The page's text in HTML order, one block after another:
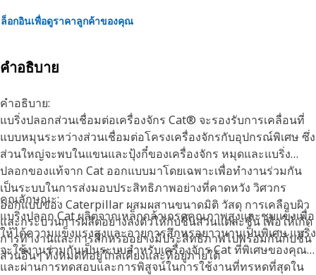
ล็อกอินเพื่อดูราคาลูกค้าของคุณ
คำอธิบาย
คำอธิบาย:
แบริ่งปลอกส่วนเชื่อมต่อเครื่องจักร Cat® จะรองรับการเคลื่อนที่
แบบหมุนระหว่างส่วนเชื่อมต่อโครงเครื่องจักรกับอุปกรณ์พิเศษ ซึ่ง
ส่วนใหญ่จะพบในแขนและปุ้งกี๋ของเครื่องจักร หมุดและแบริ่ง
ปลอกของแท้จาก Cat ออกแบบมาโดยเฉพาะเพื่อทำงานร่วมกัน
เป็นระบบในการส่งมอบประสิทธิภาพอย่างที่คาดหวัง วิศวกร
ออกแบบของ Caterpillar ผสมผสานขนาดมิติ วัสดุ การเคลือบผิว
และกระบวนการผลิตอย่างลงตัวให้กับชิ้นส่วนแต่ละชิ้น เพื่อให้เกิด
การทำงานและการสึกหรออย่างมีประสิทธิภาพไปพร้อมกันกับชิ้น
ส่วนอื่นๆ ทั้งหมดที่อยู่ใกล้เคียงและที่อยู่ภายใต้
คุณลักษณะ:
แบริ่งปลอก Cat ผลิตจากเหล็กกล้าเกรดคุณภาพสูงและชุบแข็งเพื่อ
ให้ได้ความแข็งแรงสูงและอายุการสึกหรอยาวนานเป็นพิเศษ แบริ่ง
จะใช้งานร่วมกันเป็นระบบสำหรับเครื่องจักร Cat ที่พิเศษของคุณ
และผ่านการทดสอบและการพิสูจน์ในการใช้งานที่ทรหดที่สุดใน